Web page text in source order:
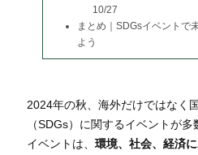
10/27
まとめ｜SDGsイベントで
よう
2024年の秋、海外だけではなく
（SDGs）に関するイベントが
イベントは、 環境、社会、経済